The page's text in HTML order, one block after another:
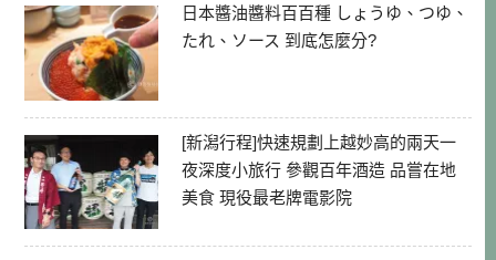
日本醬油醬料百百種 しょうゆ、つゆ、
たれ、ソース 到底怎麼分?
[新潟行程]快速規劃上越妙高的兩天一
夜深度小旅行 參觀百年酒造 品嘗在地
美食 現役最老牌電影院